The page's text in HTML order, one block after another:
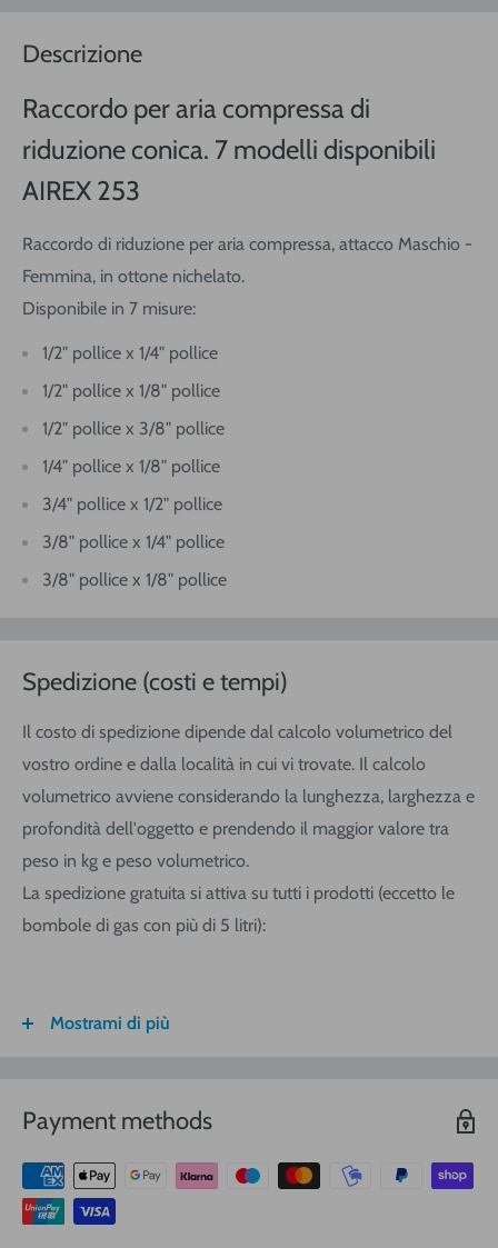
Descrizione
Raccordo per aria compressa di
riduzione conica. 7 modelli disponibili
AIREX 253
Raccordo di riduzione per aria compressa, attacco Maschio -
Femmina, in ottone nichelato.
Disponibile in 7 misure:
1/2" pollice x 1/4" pollice
1/2" pollice x 1/8" pollice
1/2" pollice x 3/8" pollice
1/4" pollice x 1/8" pollice
3/4" pollice x 1/2" pollice
3/8" pollice x 1/4" pollice
3/8" pollice x 1/8" pollice
Spedizione (costi e tempi)
Il costo di spedizione dipende dal calcolo volumetrico del
vostro ordine e dalla località in cui vi trovate. Il calcolo
volumetrico avviene considerando la lunghezza, larghezza e
profondità dell'oggetto e prendendo il maggior valore tra
peso in kg e peso volumetrico.
La spedizione gratuita si attiva su tutti i prodotti (eccetto le
bombole di gas con più di 5 litri):
FASCIA DI
1-3(kg o m3 € 8,90 € 10,40 € 10,40
3-5(kg o
Mostrami di più
Payment methods